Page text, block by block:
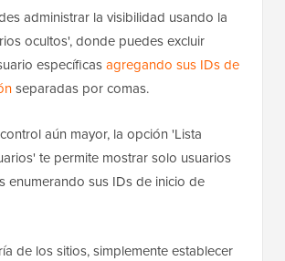
administrar la visibilidad usando la
ocultos', donde puedes excluir
específicasagregando sus IDs de
separadas por comas.
aún mayor, la opción 'Lista
te permite mostrar solo usuarios
enumerando sus IDs de inicio de
de los sitios, simplemente establecer